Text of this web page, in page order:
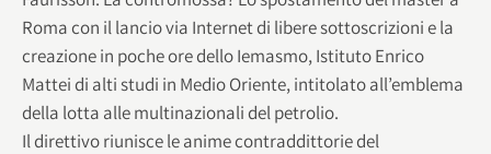
Roma con il lancio via Internet di libere sottoscrizioni e la
creazione in poche ore dello Iemasmo, Istituto Enrico
Mattei di alti studi in Medio Oriente, intitolato all’emblema
della lotta alle multinazionali del petrolio.
Il direttivo riunisce le anime contraddittorie del